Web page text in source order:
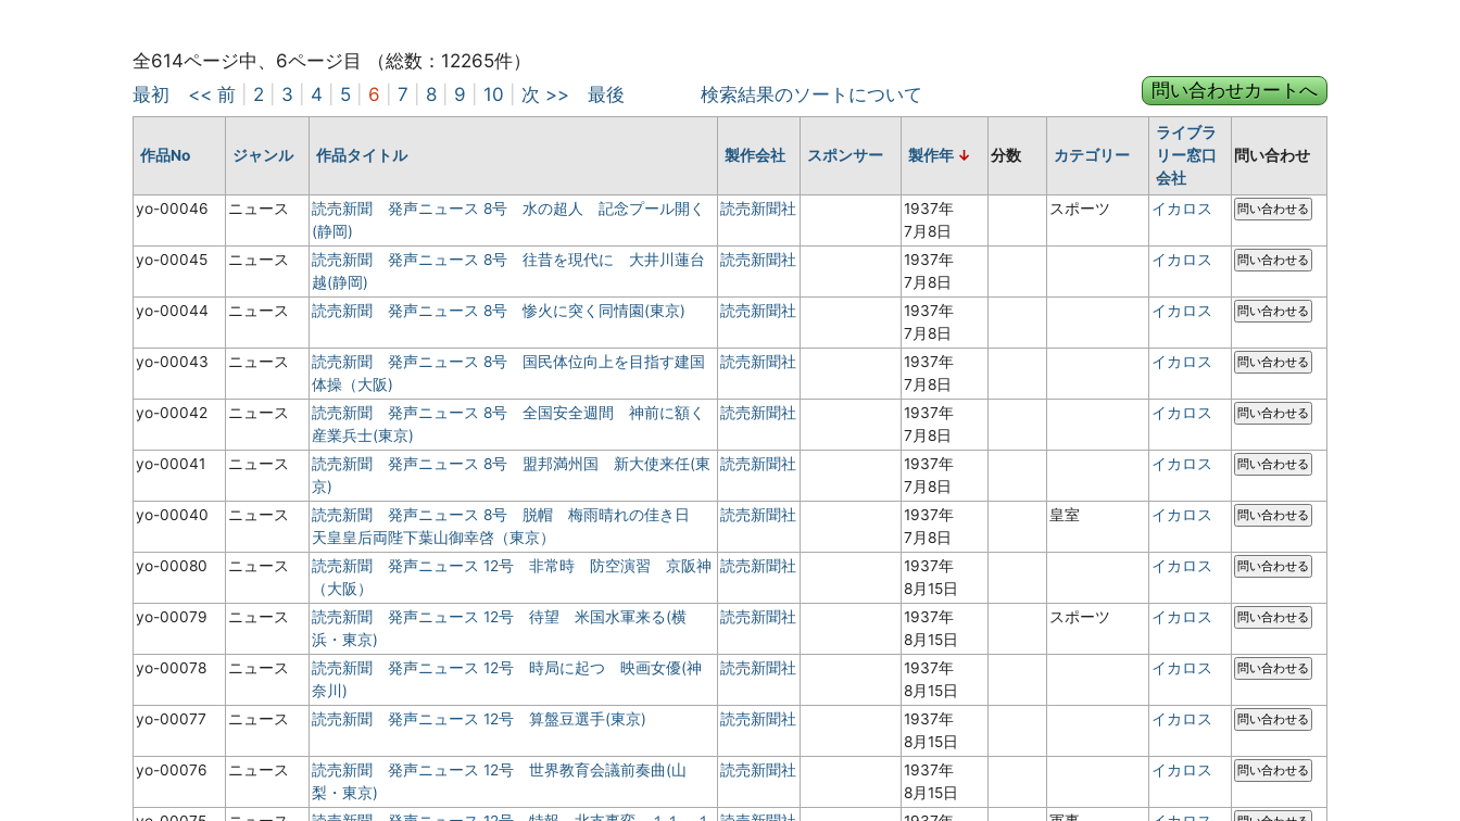
全614ページ中、6ページ目 （総数：12265件）
最初
<< 前 2 3 4 5 6 7 8 9 10 次 >> 最後 検索結果のソートについて
作品No ジャンル 作品タイトル 製作会社 スポンサー 製作年 分数 カテゴリー
ライブラ
リー窓口
会社
問い合わせ
yo-00046 ニュース
読売新聞 発声ニュース 8号 水の超人 記念プール開く
(静岡)
読売新聞社
1937年
7月8日
スポーツ イカロス 問い合わせる
yo-00045 ニュース
読売新聞 発声ニュース 8号 往昔を現代に 大井川蓮台
越(静岡)
読売新聞社
1937年
7月8日
イカロス 問い合わせる
yo-00044 ニュース 読売新聞 発声ニュース 8号 惨火に突く同情園(東京) 読売新聞社
1937年
7月8日
イカロス 問い合わせる
yo-00043 ニュース
読売新聞 発声ニュース 8号 国民体位向上を目指す建国
体操（大阪)
読売新聞社
1937年
7月8日
イカロス 問い合わせる
yo-00042 ニュース
読売新聞 発声ニュース 8号 全国安全週間 神前に額く
産業兵士(東京)
読売新聞社
1937年
7月8日
イカロス 問い合わせる
yo-00041 ニュース
読売新聞 発声ニュース 8号 盟邦満州国 新大使来任(東
京)
読売新聞社
1937年
7月8日
イカロス 問い合わせる
yo-00040 ニュース
読売新聞 発声ニュース 8号 脱帽 梅雨晴れの佳き日
天皇皇后両陛下葉山御幸啓（東京）
読売新聞社
1937年
7月8日
皇室 イカロス 問い合わせる
yo-00080 ニュース
読売新聞 発声ニュース 12号 非常時 防空演習 京阪神
（大阪）
読売新聞社
1937年
8月15日
イカロス 問い合わせる
yo-00079 ニュース
読売新聞 発声ニュース 12号 待望 米国水軍来る(横
浜・東京)
読売新聞社
1937年
8月15日
スポーツ イカロス 問い合わせる
yo-00078 ニュース
読売新聞 発声ニュース 12号 時局に起つ 映画女優(神
奈川)
読売新聞社
1937年
8月15日
イカロス 問い合わせる
yo-00077 ニュース 読売新聞 発声ニュース 12号 算盤豆選手(東京) 読売新聞社
1937年
8月15日
イカロス 問い合わせる
yo-00076 ニュース
読売新聞 発声ニュース 12号 世界教育会議前奏曲(山
梨・東京)
読売新聞社
1937年
8月15日
イカロス 問い合わせる